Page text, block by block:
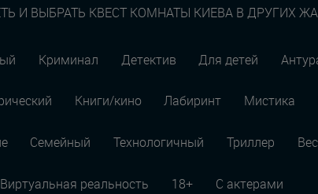
И ВЫБРАТЬ КВЕСТ КОМНАТЫ КИЕВА В ДРУГИХ
Криминал Детектив Для детей
Книги/кино Лабиринт Мистика
Семейный Технологичный Триллер
Виртуальная реальность 18+ С актерами